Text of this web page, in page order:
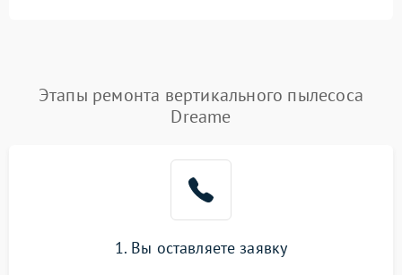
Этапы ремонта вертикального пылесоса
Dreame
1. Вы оставляете заявку